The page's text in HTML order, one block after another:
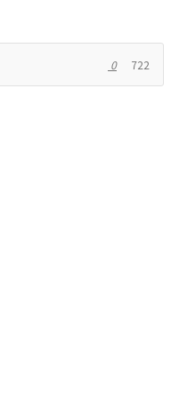
0 722